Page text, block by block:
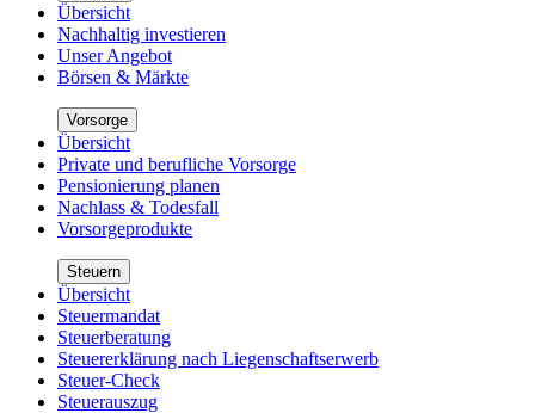
Übersicht
Nachhaltig investieren
Unser Angebot
Börsen & Märkte
Vorsorge
Übersicht
Private und berufliche Vorsorge
Pensionierung planen
Nachlass & Todesfall
Vorsorgeprodukte
Steuern
Übersicht
Steuermandat
Steuerberatung
Steuererklärung nach Liegenschaftserwerb
Steuer-Check
Steuerauszug